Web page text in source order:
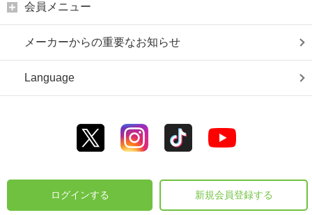
会員メニュー
メーカーからの重要なお知らせ
Language
ログインする 新規会員登録する